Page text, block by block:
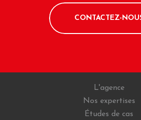
CONTACTEZ-
L'agence
Nos expertises
Études de cas